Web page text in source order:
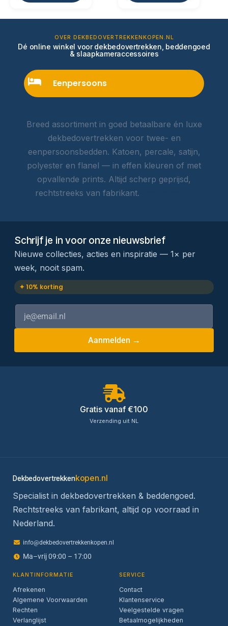
OVER DEKBEDOVERTREKKENKOPEN.NL
Dé online winkel voor dekbedovertrekken, beddengoed
& slaapkameraccessoires
Eenpersoons
Breed assortiment in goed betaalbare én luxe
dekbedovertrekken voor twee- en
eenpersoonsbedden. Katoen, percale, satijn,
polyester en flanel — in effen kleuren of met
opvallende prints. Altijd scherp geprijsd,
rechtstreeks van fabrikant.
Schrijf je in voor onze nieuwsbrief
Nieuwe collecties, acties en inspiratie — 1× per
week, nooit spam.
✦ 10% korting
Aanmelden →
Gratis vanaf €100
Verzending uit NL
Dekbedovertrekkenkopen.nl
Specialist in dekbedovertrekken & beddengoed.
Rechtstreeks van fabrikant, altijd op voorraad in
Nederland.
info@dekbedovertrekkenkopen.nl
Ma–vrij 09:00 – 17:00
KLANTINFORMATIE
Afrekenen
Algemene Voorwaarden
Rechten
Verlanglijst
SERVICE
Contact
Klantenservice
Veelgestelde vragen
Betaalmogelijkheden